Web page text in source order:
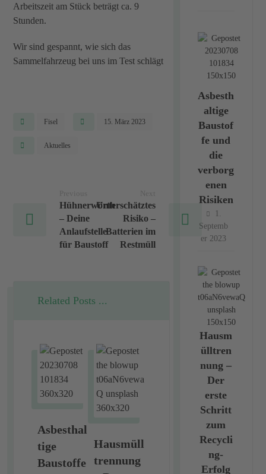
Arbeitszeit am Stück beträgt ca. 9
Stunden.
Wir sind gespannt, wie sich das
Sammelfahrzeug bei uns im Test schlägt
Fisel 15. März 2023
Aktuelles
Previous
Hühnerwörth
– Deine
Anlaufstelle
für Baustoff
Unterschätztes
Risiko –
Batterien im
Restmüll
Related Posts ...
Asbesthal
tige
Baustoffe
Hausmüll
trennung
Asbesth
altige
Baustof
fe und
die
verborg
enen
Risiken
1.
Septemb
er 2023
Hausm
ülltren
nung –
Der
erste
Schritt
zum
Recycli
ng-
Erfolg